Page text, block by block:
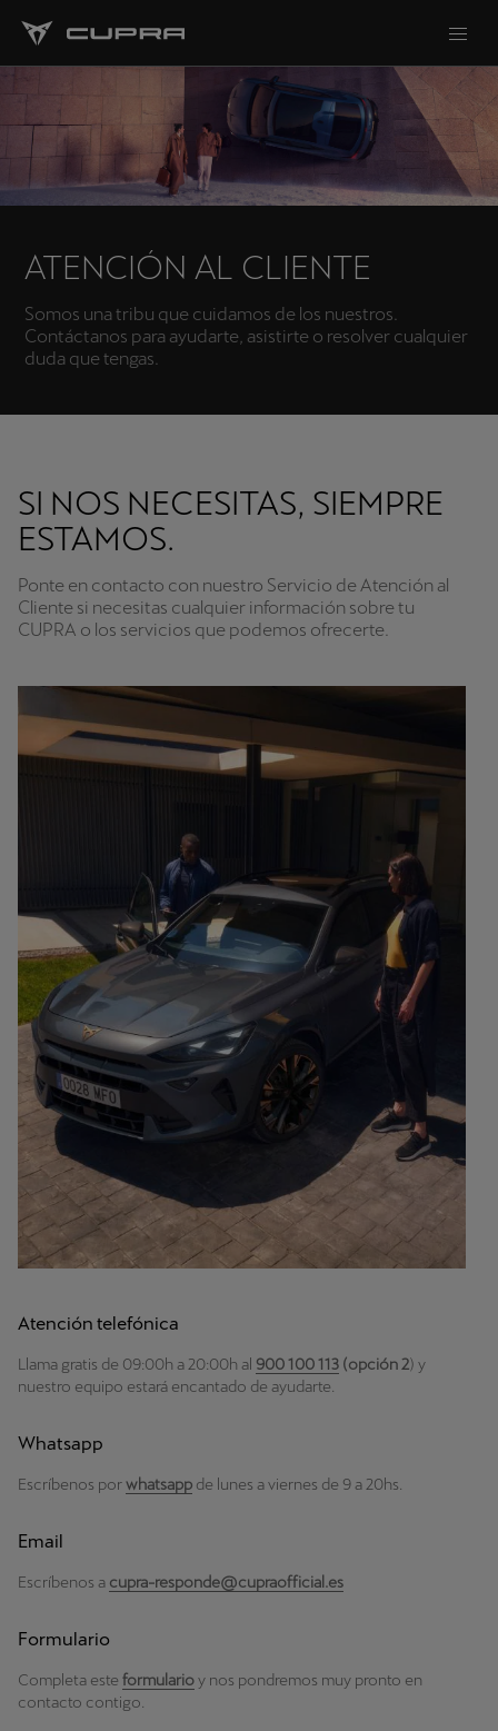
ATENCIÓN AL CLIENTE
Somos una tribu que cuidamos de los nuestros.
Contáctanos para ayudarte, asistirte o resolver cualquier
duda que tengas.
SI NOS NECESITAS, SIEMPRE
ESTAMOS.
Ponte en contacto con nuestro Servicio de Atención al
Cliente si necesitas cualquier información sobre tu
CUPRA o los servicios que podemos ofrecerte.
Atención telefónica
Llama gratis de 09:00h a 20:00h al 900 100 113 (opción 2) y
nuestro equipo estará encantado de ayudarte.
Whatsapp
Escríbenos porwhatsapp de lunes a viernes de 9 a 20hs.
Email
Escríbenos a cupra-responde@cupraofficial.es
Formulario
Completa este formularioy nos pondremos muy pronto en
contacto contigo.